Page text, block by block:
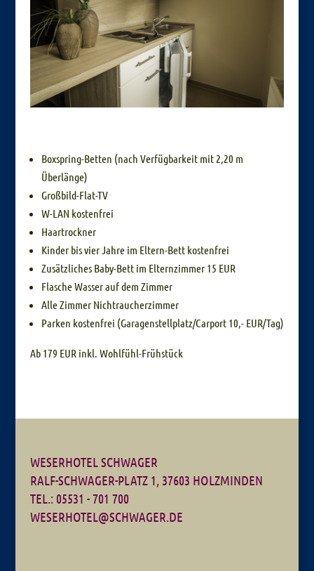
Boxspring-Betten (nach Verfügbarkeit mit 2,20 m
Überlänge)
Großbild-Flat-TV
W-LAN kostenfrei
Haartrockner
Kinder bis vier Jahre im Eltern-Bett kostenfrei
Zusätzliches Baby-Bett im Elternzimmer 15 EUR
Flasche Wasser auf dem Zimmer
Alle Zimmer Nichtraucherzimmer
Parken kostenfrei (Garagenstellplatz/Carport 10,- EUR/Tag)
Ab 179 EUR inkl. Wohlfühl-Frühstück
WESERHOTEL SCHWAGER
RALF-SCHWAGER-PLATZ 1, 37603 HOLZMINDEN
TEL.: 05531 - 701 700
WESERHOTEL@SCHWAGER.DE